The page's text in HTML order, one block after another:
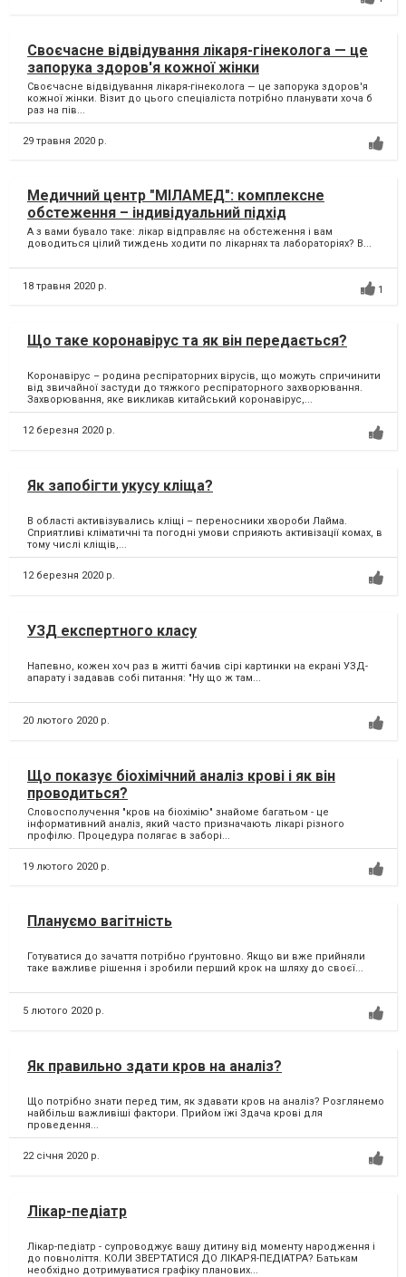
Своєчасне відвідування лікаря-гінеколога — це
запорука здоров'я кожної жінки
Своєчасне відвідування лікаря-гінеколога — це запорука здоров'я
кожної жінки. Візит до цього спеціаліста потрібно планувати хоча б
раз на пів...
29 травня 2020 р.
Медичний центр "МІЛАМЕД": комплексне
обстеження – індивідуальний підхід
А з вами бувало таке: лікар відправляє на обстеження і вам
доводиться цілий тиждень ходити по лікарнях та лабораторіях? В...
18 травня 2020 р. 1
Що таке коронавірус та як він передається?
Коронавірус – родина респіраторних вірусів, що можуть спричинити
від звичайної застуди до тяжкого респіраторного захворювання.
Захворювання, яке викликав китайський коронавірус,...
12 березня 2020 р.
Як запобігти укусу кліща?
В області активізувались кліщі – переносники хвороби Лайма.
Сприятливі кліматичні та погодні умови сприяють активізації комах, в
тому числі кліщів,...
12 березня 2020 р.
УЗД експертного класу
Напевно, кожен хоч раз в житті бачив сірі картинки на екрані УЗД-
апарату і задавав собі питання: "Ну що ж там...
20 лютого 2020 р.
Що показує біохімічний аналіз крові і як він
проводиться?
Словосполучення "кров на біохімію" знайоме багатьом - це
інформативний аналіз, який часто призначають лікарі різного
профілю. Процедура полягає в заборі...
19 лютого 2020 р.
Плануємо вагітність
Готуватися до зачаття потрібно ґрунтовно. Якщо ви вже прийняли
таке важливе рішення і зробили перший крок на шляху до своєї...
5 лютого 2020 р.
Як правильно здати кров на аналіз?
Що потрібно знати перед тим, як здавати кров на аналіз? Розглянемо
найбільш важливіші фактори. Прийом їжі Здача крові для
проведення...
22 січня 2020 р.
Лікар-педіатр
Лікар-педіатр - супроводжує вашу дитину від моменту народження і
до повноліття. КОЛИ ЗВЕРТАТИСЯ ДО ЛІКАРЯ-ПЕДІАТРА? Батькам
необхідно дотримуватися графіку планових...